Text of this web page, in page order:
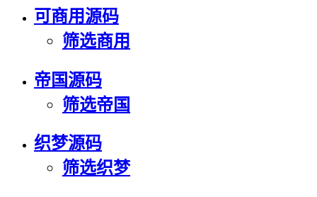
可商用源码
筛选商用
帝国源码
筛选帝国
织梦源码
筛选织梦